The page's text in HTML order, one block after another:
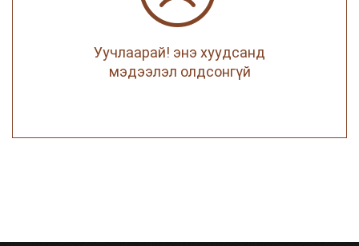
Уучлаарай! энэ хуудсанд
мэдээлэл олдсонгүй